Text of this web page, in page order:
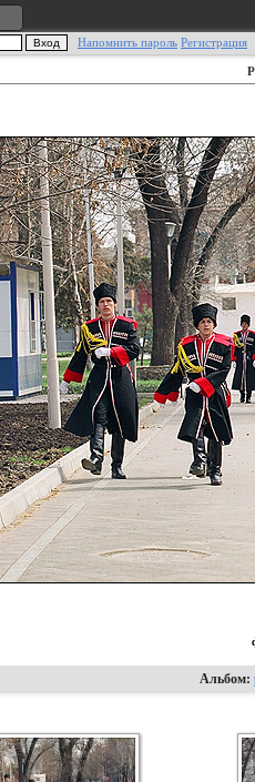
Напомнить пароль Регистрация
Альбом: